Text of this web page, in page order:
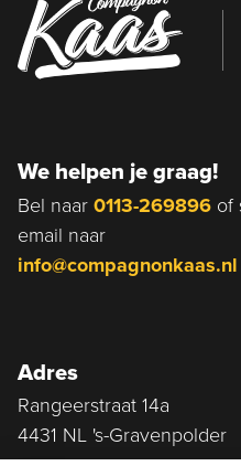
We helpen je graag!
Bel naar 0113-269896 of
email naar
info@compagnonkaas.nl
Adres
Rangeerstraat 14a
4431 NL 's-Gravenpolder